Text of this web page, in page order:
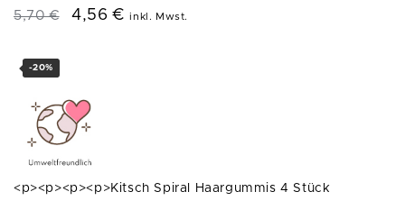
5,70€ 4,56€ inkl. Mwst.
-20%
<p><p><p><p>Kitsch Spiral Haargummis 4 Stück